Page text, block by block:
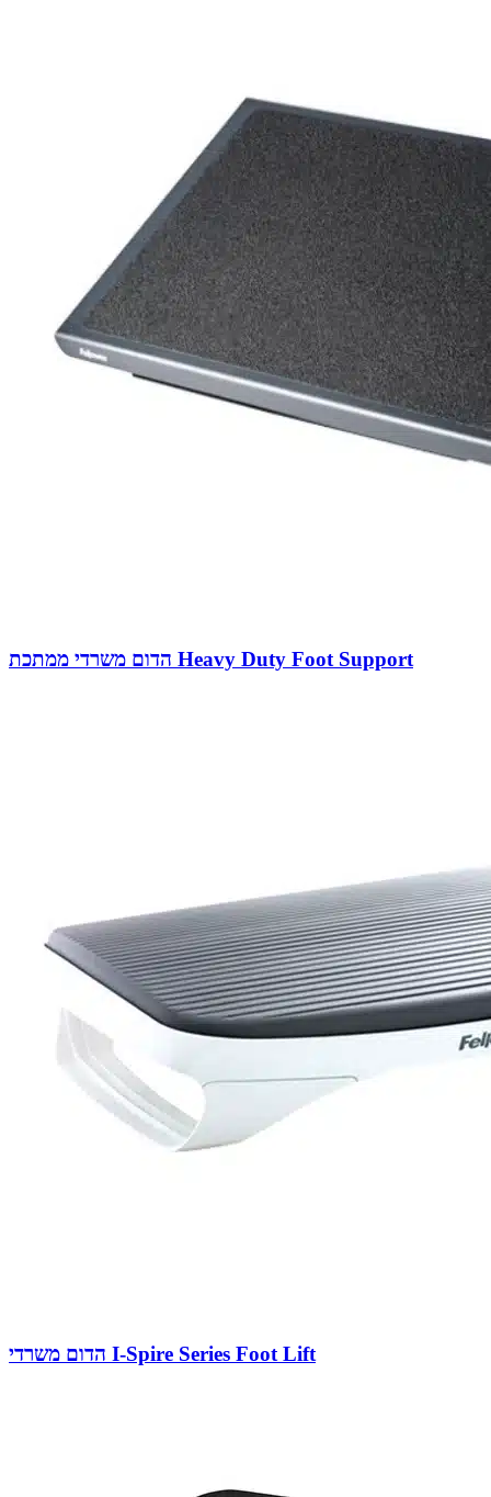
הדום משרדי ממתכת Heavy Duty Foot Support
הדום משרדי I-Spire Series Foot Lift